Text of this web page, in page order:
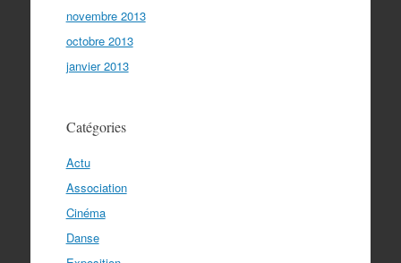
novembre 2013
octobre 2013
janvier 2013
Catégories
Actu
Association
Cinéma
Danse